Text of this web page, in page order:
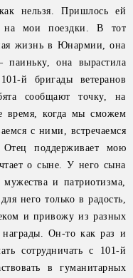
нельзя. Пришлось ей
на мои поездки. В тот
жизнь в Юнармии, она
паиньку, она вырастила
й бригады ветеранов
сообщают точку, на
время, когда мы сможем
с ними, встречаемся
поддерживает мою
о сыне. У него сына
и патриотизма,
него только в радость,
и привожу из разных
Он-то как раз и
сотрудничать с 101-й
в гуманитарных